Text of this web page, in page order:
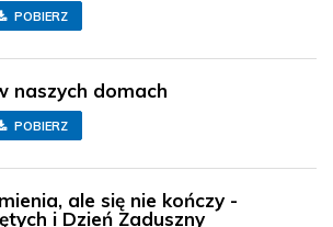
POBIERZ
naszych domach
POBIERZ
ale się nie kończy -
i Dzień Zaduszny